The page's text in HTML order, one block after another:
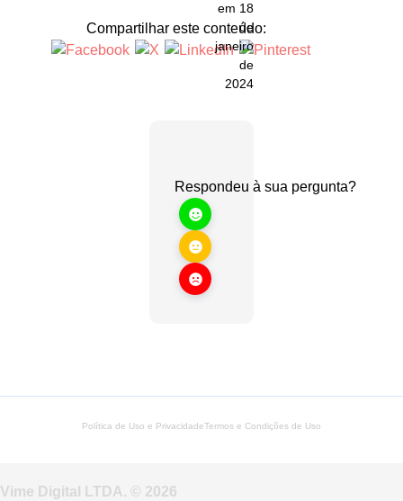
Compartilhar este conteúdo:
em 18
de
janeiro
de
2024
Respondeu à sua pergunta?
Política de Uso e PrivacidadeTermos e Condições de Uso
Vime Digital LTDA. © 2026